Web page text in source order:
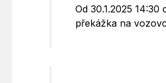
Od 30.1.2025
překážka na